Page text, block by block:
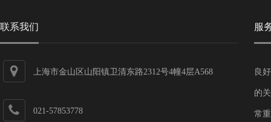
联系我们
上海市金山区山阳镇卫清东路2312号4幢4层A568
021-57853778
服
良
的
常